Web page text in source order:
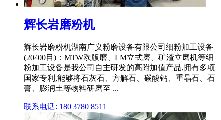
辉长岩磨粉机
辉长岩磨粉机湖南广义粉磨设备有限公司细粉加工设备
(20400目)：MTW欧版磨、LM立式磨、矿渣立磨机等细
粉加工设备是我公司自主研发的高附加值产品,拥有多项
国家专利,能够将石灰石、方解石、碳酸钙、重晶石、石
膏、膨润土等物料研磨至 ...
联系电话: 180 3780 8511